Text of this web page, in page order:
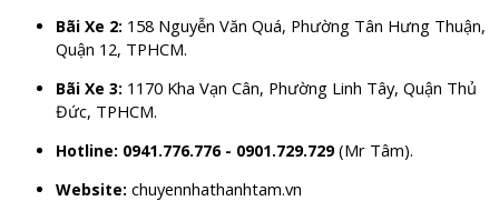
Bãi Xe 2: 158 Nguyễn Văn Quá, Phường Tân Hưng Thuận,
Quận 12, TPHCM.
Bãi Xe 3: 1170 Kha Vạn Cân, Phường Linh Tây, Quận Thủ
Đức, TPHCM.
Hotline: 0941.776.776 - 0901.729.729(Mr Tâm).
Website: chuyennhathanhtam.vn